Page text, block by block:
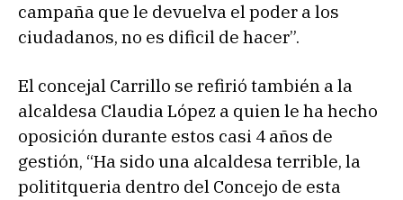
campaña que le devuelva el poder a los
ciudadanos, no es dificil de hacer”.
El concejal Carrillo se refirió también a la
alcaldesa Claudia López a quien le ha hecho
oposición durante estos casi 4 años de
gestión, “Ha sido una alcaldesa terrible, la
polititqueria dentro del Concejo de esta